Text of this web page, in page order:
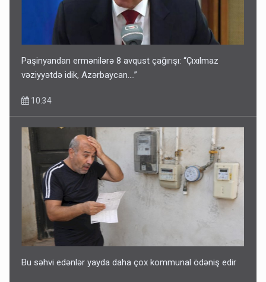
Paşinyandan ermənilərə 8 avqust çağırışı: “Çıxılmaz
vəziyyətdə idik, Azərbaycan….”
10:34
Bu səhvi edənlər yayda daha çox kommunal ödəniş edir